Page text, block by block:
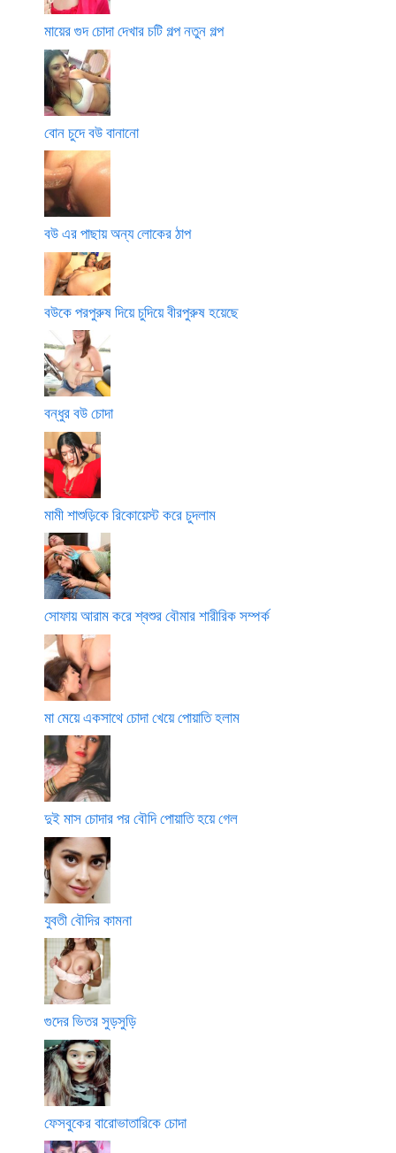
মায়ের গুদ চোদা দেখার চটি গল্প নতুন গল্প
বোন চুদে বউ বানানো
বউ এর পাছায় অন্য লোকের ঠাপ
বউকে পরপুরুষ দিয়ে চুদিয়ে বীরপুরুষ হয়েছে
বন্ধুর বউ চোদা
মামী শাশুড়িকে রিকোয়েস্ট করে চুদলাম
সোফায় আরাম করে শ্বশুর বৌমার শারীরিক সম্পর্ক
মা মেয়ে একসাথে চোদা খেয়ে পোয়াতি হলাম
দুই মাস চোদার পর বৌদি পোয়াতি হয়ে গেল
যুবতী বৌদির কামনা
গুদের ভিতর সুড়সুড়ি
ফেসবুকের বারোভাতারিকে চোদা